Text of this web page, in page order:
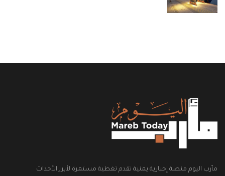
مأرب اليوم منصة إخبارية يمنية تقدم تغطية مستمرة لأبرز الأحداث